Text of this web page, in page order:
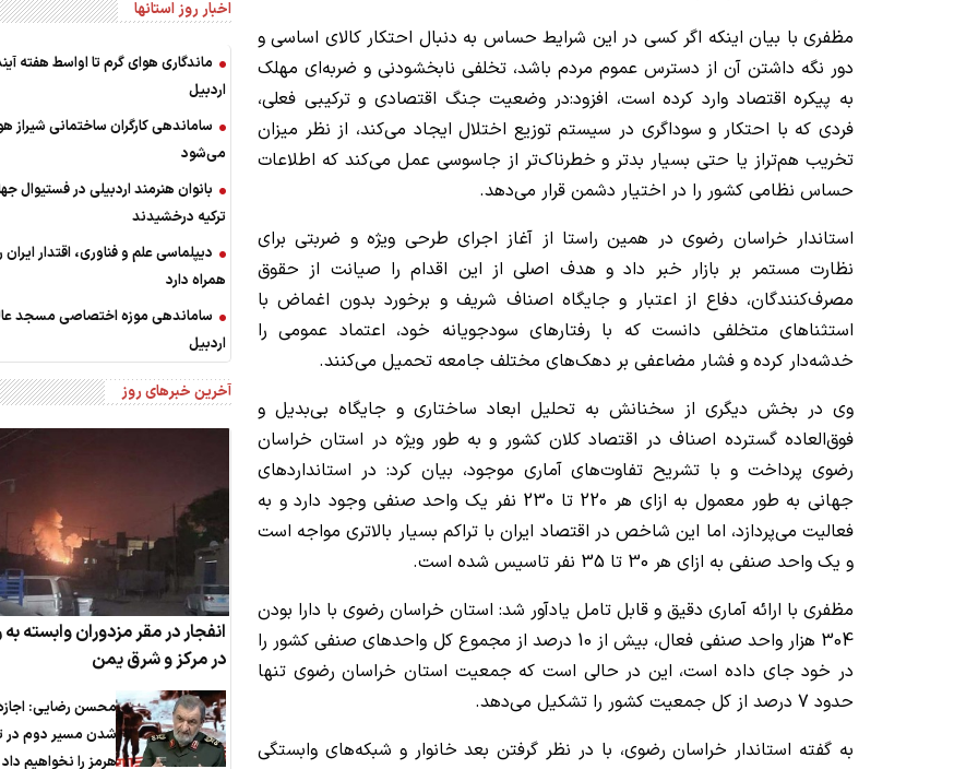
مظفری با بیان اینکه اگر کسی در این شرایط حساس به دنبال احتکار کالای اساسی و
دور نگه داشتن آن از دسترس عموم مردم باشد، تخلفی نابخشودنی و ضربه‌ای مهلک
به پیکره اقتصاد وارد کرده است، افزود:در وضعیت جنگ اقتصادی و ترکیبی فعلی،
فردی که با احتکار و سوداگری در سیستم توزیع اختلال ایجاد می‌کند، از نظر میزان
تخریب هم‌تراز یا حتی بسیار بدتر و خطرناک‌تر از جاسوسی عمل می‌کند که اطلاعات
حساس نظامی کشور را در اختیار دشمن قرار می‌دهد.
استاندار خراسان رضوی در همین راستا از آغاز اجرای طرحی ویژه و ضربتی برای
نظارت مستمر بر بازار خبر داد و هدف اصلی از این اقدام را صیانت از حقوق
مصرف‌کنندگان، دفاع از اعتبار و جایگاه اصناف شریف و برخورد بدون اغماض با
استثناهای متخلفی دانست که با رفتارهای سودجویانه خود، اعتماد عمومی را
خدشه‌دار کرده و فشار مضاعفی بر دهک‌های مختلف جامعه تحمیل می‌کنند.
وی در بخش دیگری از سخنانش به تحلیل ابعاد ساختاری و جایگاه بی‌بدیل و
فوق‌العاده گسترده اصناف در اقتصاد کلان کشور و به طور ویژه در استان خراسان
رضوی پرداخت و با تشریح تفاوت‌های آماری موجود، بیان کرد: در استانداردهای
جهانی به طور معمول به ازای هر 220 تا 230 نفر یک واحد صنفی وجود دارد و به
فعالیت می‌پردازد، اما این شاخص در اقتصاد ایران با تراکم بسیار بالاتری مواجه است
و یک واحد صنفی به ازای هر 30 تا 35 نفر تاسیس شده است.
مظفری با ارائه آماری دقیق و قابل تامل یادآور شد: استان خراسان رضوی با دارا بودن
304 هزار واحد صنفی فعال، بیش از 10 درصد از مجموع کل واحدهای صنفی کشور را
در خود جای داده است، این در حالی است که جمعیت استان خراسان رضوی تنها
حدود 7 درصد از کل جمعیت کشور را تشکیل می‌دهد.
به گفته استاندار خراسان رضوی، با در نظر گرفتن بعد خانوار و شبکه‌های وابستگی
اخبار روز استانها
ماندگاری هوای گرم تا اواسط هفته
اردبیل
ساماندهی کارگران ساختمانی شیراز
می‌شود
بانوان هنرمند اردبیلی در فستیوال
ترکیه درخشیدند
دیپلماسی علم و فناوری، اقتدار ایران
همراه دارد
ساماندهی موزه اختصاصی مسجد
اردبیل
آخرین خبرهای روز
انفجار در مقر مزدوران وابسته
در مرکز و شرق یمن
محسن رضایی: اجازه
شدن مسیر دوم در
هرمز را نخواهیم داد